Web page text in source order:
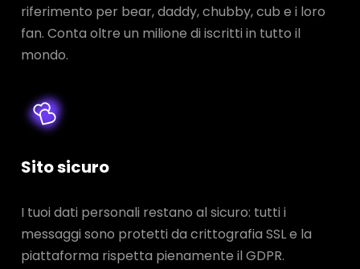
riferimento per bear, daddy, chubby, cub e i loro
fan. Conta oltre un milione di iscritti in tutto il
mondo.
Sito sicuro
I tuoi dati personali restano al sicuro: tutti i
messaggi sono protetti da crittografia SSL e la
piattaforma rispetta pienamente il GDPR.